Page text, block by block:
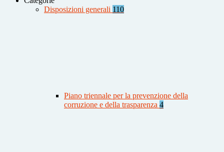
Disposizioni generali 110
Piano triennale per la prevenzione della
corruzione e della trasparenza 4